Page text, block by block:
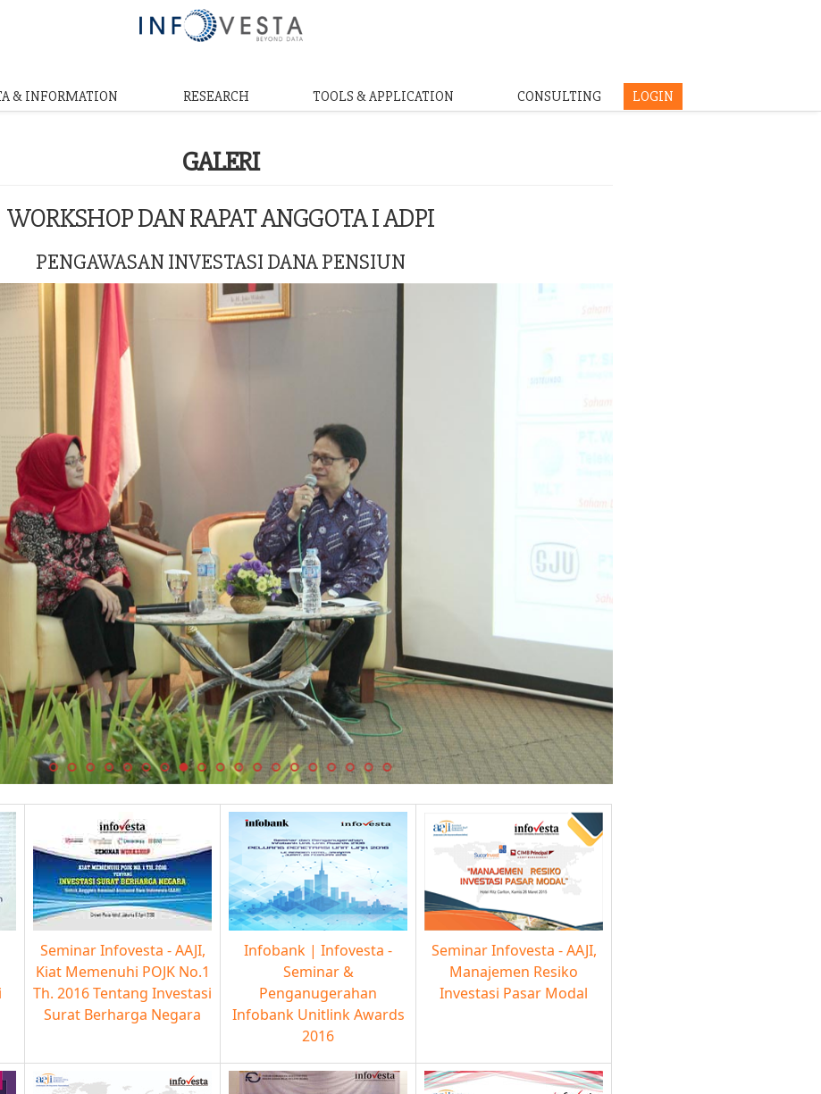
& INFORMATION RESEARCH TOOLS & APPLICATION CONSULTING LOGIN
GALERI
WORKSHOP DAN RAPAT ANGGOTA I ADPI
PENGAWASAN INVESTASI DANA PENSIUN
Seminar Infovesta - AAJI,
Kiat Memenuhi POJK No.1
Th. 2016 Tentang Investasi
Surat Berharga Negara
Infobank | Infovesta -
Seminar &
Penganugerahan
Infobank Unitlink Awards
2016
Seminar Infovesta - AAJI,
Manajemen Resiko
Investasi Pasar Modal